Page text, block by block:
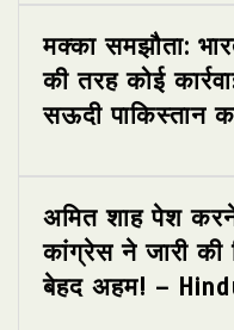
मक्का समझौता:
की तरह कोई
सऊदी पाकिस्तान
अमित शाह पेश
कांग्रेस ने जारी की
बेहद अहम! –